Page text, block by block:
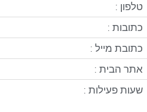
טלפון :
כתובות :
כתובת מייל :
אתר הבית :
שעות פעילות :